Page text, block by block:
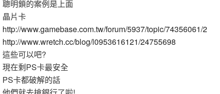
聰明鎖的案例是上面
晶片卡
http://www.gamebase.com.tw/forum/5937/topic/74356061/2
http://www.wretch.cc/blog/l0953616121/24755698
這些可以吧?
現在剩PS卡最安全
PS卡都破解的話